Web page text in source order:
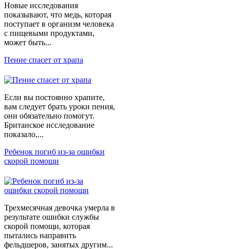
Новые исследования
показывают, что медь, которая
поступает в организм человека
с пищевыми продуктами,
может быть...
Пение спасет от храпа
Если вы постоянно храпите,
вам следует брать уроки пения,
они обязательно помогут.
Британское исследование
показало,...
Ребенок погиб из-за ошибки
скорой помощи
Трехмесячная девочка умерла в
результате ошибки службы
скорой помощи, которая
пытались направить
фельдшеров, занятых другим...